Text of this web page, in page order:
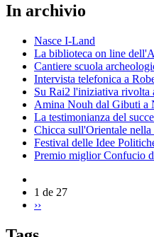
In archivio
Nasce I-Land
La biblioteca on line
Cantiere scuola
Intervista telefonica a
Su Rai2 l'iniziativa rivolta
Amina Nouh dal Gibuti a
La testimonianza del
Chicca sull'Orientale
Festival delle Idee
Premio miglior Confucio
1 de 27
››